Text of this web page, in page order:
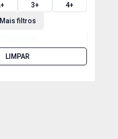
+ 3+ 4+
Mais filtros
LIMPAR